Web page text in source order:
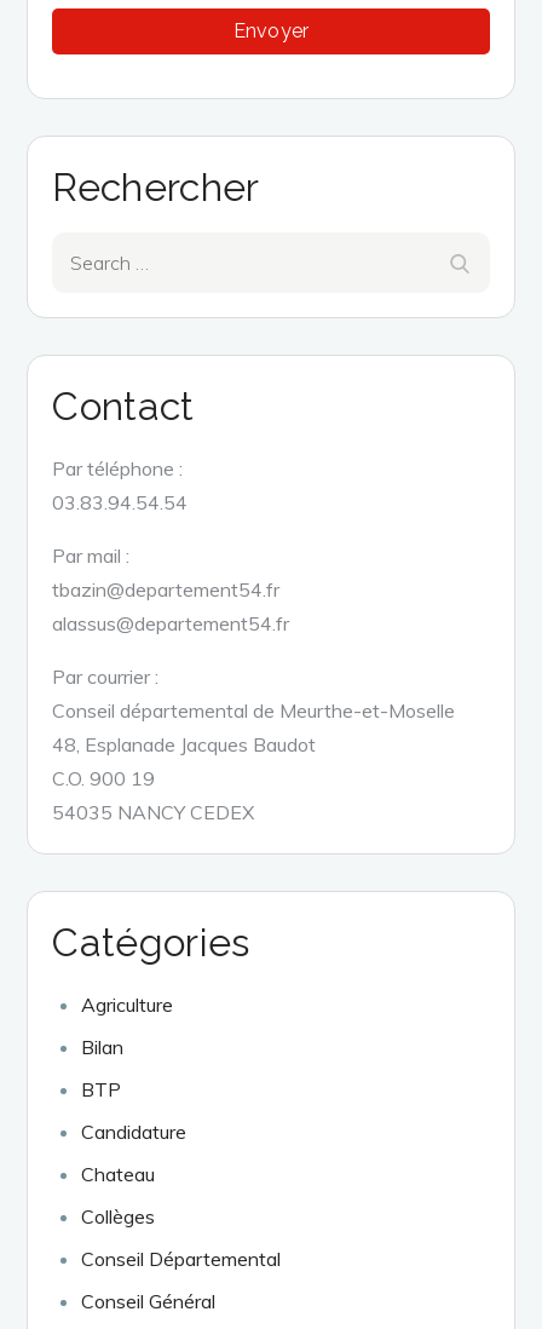
Rechercher
Contact
Par téléphone :
03.83.94.54.54
Par mail :
tbazin@departement54.fr
alassus@departement54.fr
Par courrier :
Conseil départemental de Meurthe-et-Moselle
48, Esplanade Jacques Baudot
C.O. 900 19
54035 NANCY CEDEX
Catégories
Agriculture
Bilan
BTP
Candidature
Chateau
Collèges
Conseil Départemental
Conseil Général